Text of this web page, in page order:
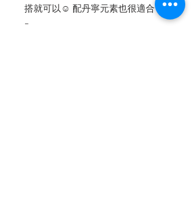
搭就可以☺ 配丹寧元素也很適合～
-